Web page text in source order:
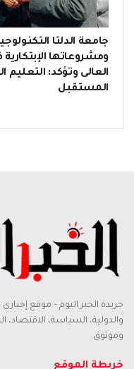
جامعة الدلتا
ومشروعاتها
العالى وتؤكد: التعليم
المستقبل
جريدة الخبر اليوم – موقع
والدولية، السياسة،
وموثوق.
خريطة الموقع